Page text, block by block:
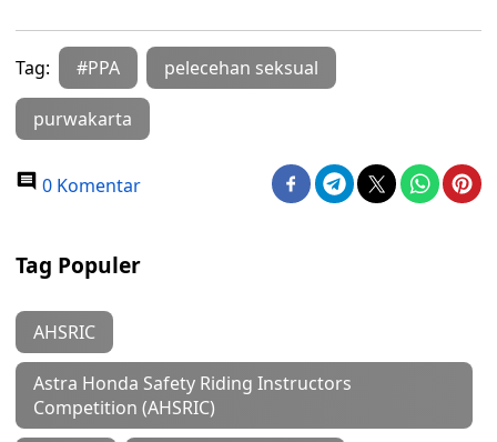
Tag: #PPA pelecehan seksual
purwakarta
0 Komentar
Tag Populer
AHSRIC
Astra Honda Safety Riding Instructors
Competition (AHSRIC)